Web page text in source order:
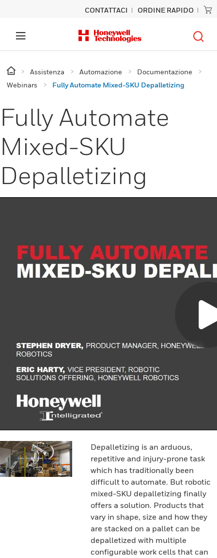
CONTATTACI ORDINE RAPIDO
Assistenza Automazione
Documentazione
Webinars
Fully Automate Mixed-SKU Depalletizing
Fully Automate
Mixed-SKU
Depalletizing
Depalletizing is an arduous,
repetitive and injury-prone task
which has traditionally been
difficult to automate. But robotic
mixed-SKU depalletizing finally
offers a solution. Products that
vary in shape, size and how they
are stacked on a pallet can be
depalletized with multiple
configurable work cells that can